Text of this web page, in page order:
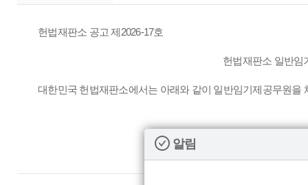
헌법재판소 공고 제2026-17호
헌법재판소 일반임
대한민국 헌법재판소에서는 아래와 같이 일반임기제공무원
알림